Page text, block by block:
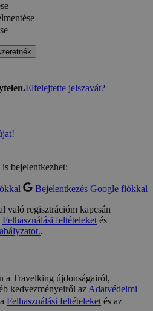
Elfelejtette jelszavát?
bejelentkezhet:
Bejelentkezés Google fiókkal
való regisztrációm kapcsán
Felhasználási feltételeketés
.
a Travelking újdonságairól,
kedvezményeiről azAdatvédelmi
Felhasználási feltételeketés az